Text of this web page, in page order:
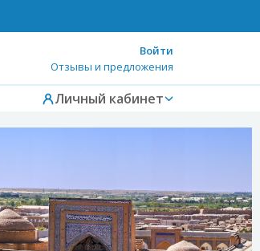
Войти
Отзывы и предложения
Личный кабинет